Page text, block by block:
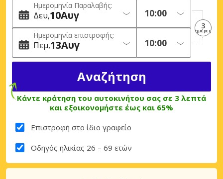
Ημερομηνία Παραλαβής:
Δευ 10Αυγ
Ημερομηνία επιστροφής:
Πεμ 13Αυγ
3
ημέρες
Κάντε κράτηση του αυτοκινήτου σας σε 3 λεπτά
και εξοικονομήστε έως και 65%
Επιστροφή στο ίδιο γραφείο
Οδηγός ηλικίας 26 – 69 ετών